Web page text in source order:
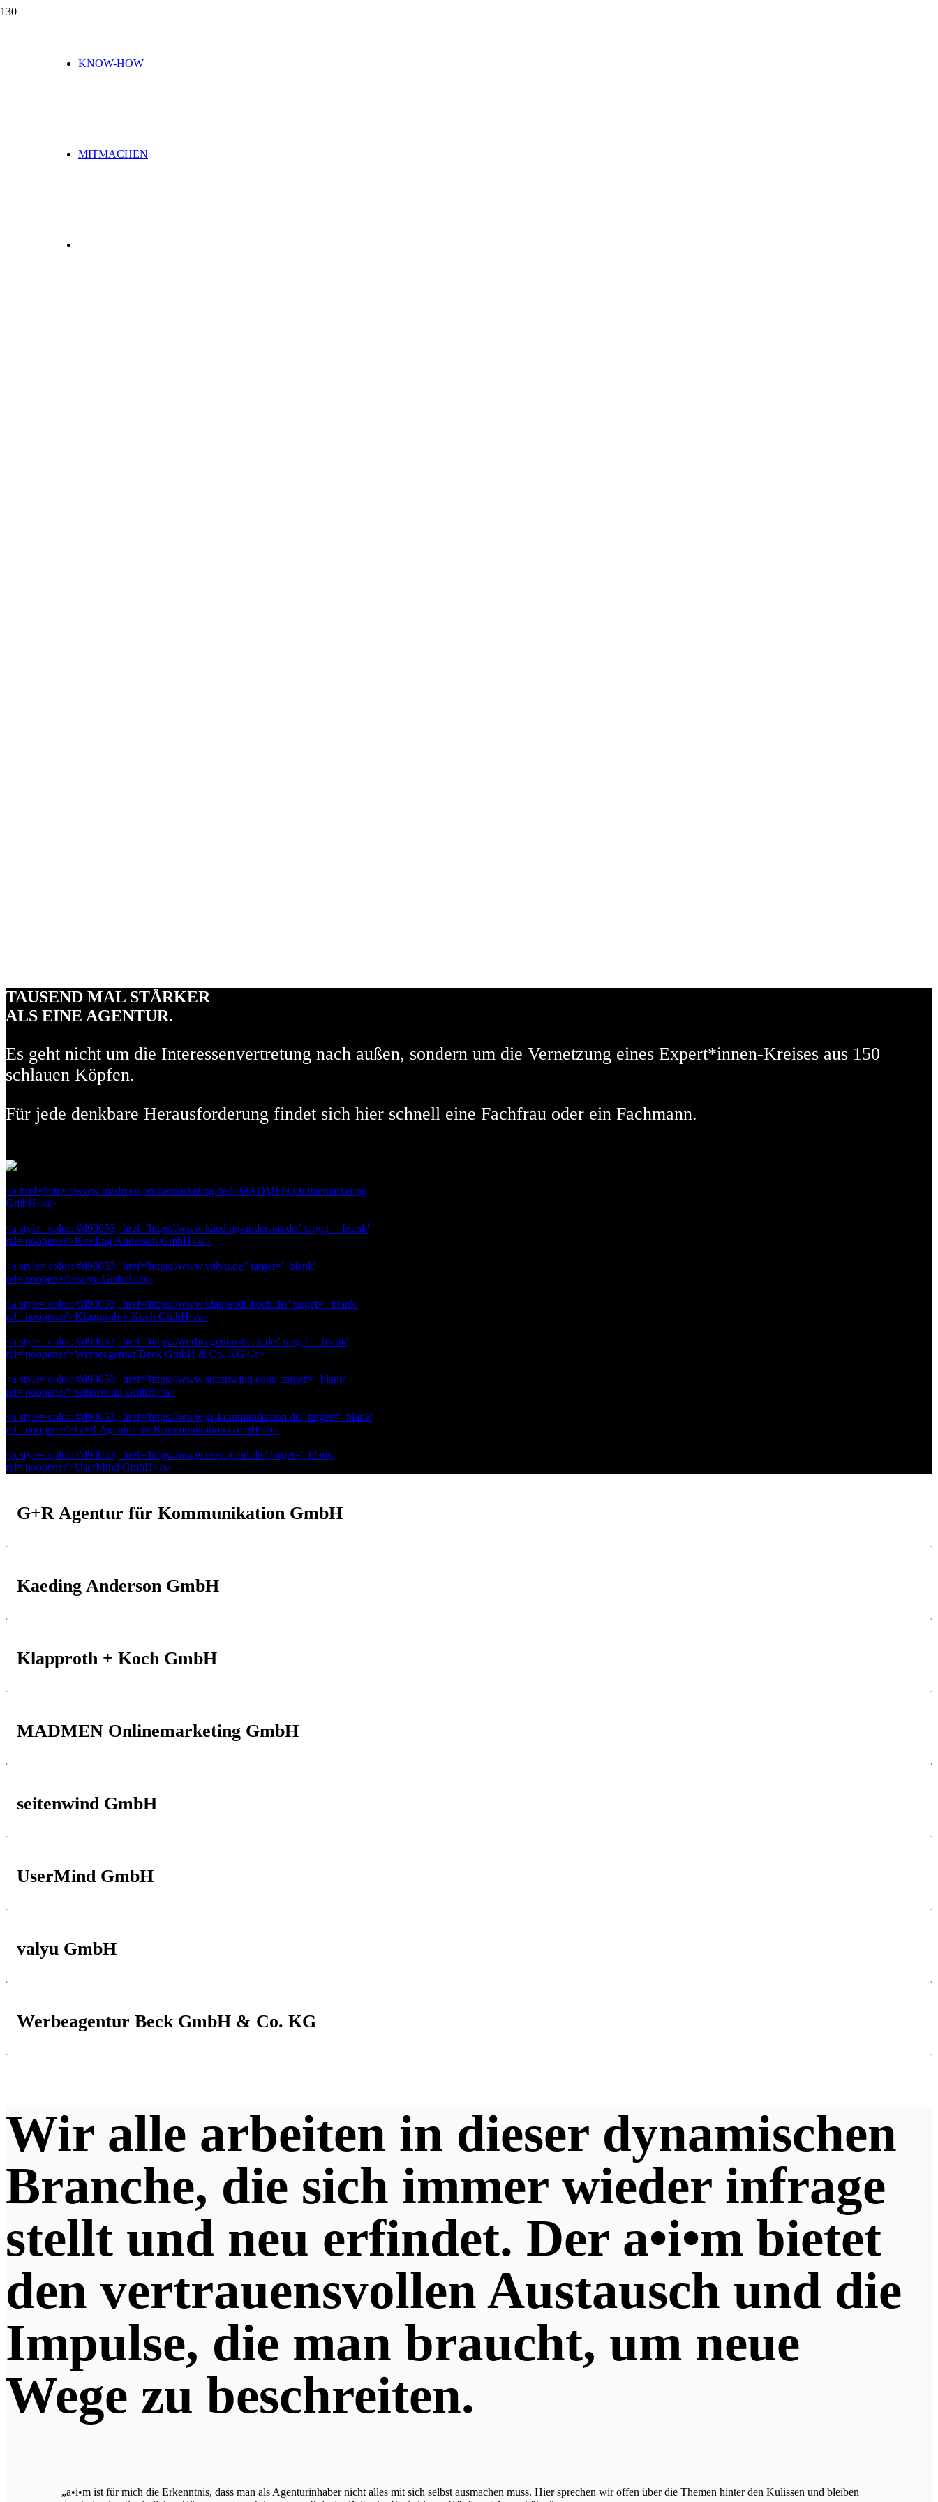
KNOW-HOW
MITMACHEN
TAUSEND MAL STÄRKER
ALS EINE AGENTUR.
Es geht nicht um die Interessenvertretung nach außen, sondern um die Vernetzung eines Expert*innen-Kreises aus 150
schlauen Köpfen.
Für jede denkbare Herausforderung findet sich hier schnell eine Fachfrau oder ein Fachmann.
<a href='https://www.madmen-onlinemarketing.de/'>MADMEN Onlinemarketing
GmbH</a>
<a style='color: #d90053;' href='https://www.kaeding-anderson.de/' target='_blank'
rel='noopener'>Kaeding Anderson GmbH</a>
<a style='color: #d90053;' href='https://www.valyu.de/' target='_blank'
rel='noopener'>valyu GmbH</a>
<a style='color: #d90053;' href='https://www.klapproth-koch.de/' target='_blank'
rel='noopener'>Klapproth + Koch GmbH</a>
<a style='color: #d90053;' href='https://werbeagentur-beck.de/' target='_blank'
rel='noopener'>Werbeagentur Beck GmbH & Co. KG</a>
<a style='color: #d90053;' href='https://www.seitenwind.com/' target='_blank'
rel='noopener'>seitenwind GmbH</a>
<a style='color: #d90053;' href='https://www.gr-kommunikation.de/' target='_blank'
rel='noopener'>G+R Agentur für Kommunikation GmbH</a>
<a style='color: #d90053;' href='https://www.user-mind.de/' target='_blank'
rel='noopener'>UserMind GmbH</a>
G+R Agentur für Kommunikation GmbH
Kaeding Anderson GmbH
Klapproth + Koch GmbH
MADMEN Onlinemarketing GmbH
seitenwind GmbH
UserMind GmbH
valyu GmbH
Werbeagentur Beck GmbH & Co. KG
Wir alle arbeiten in dieser dynamischen
Branche, die sich immer wieder infrage
stellt und neu erfindet. Der a•i•m bietet
den vertrauensvollen Austausch und die
Impulse, die man braucht, um neue
Wege zu beschreiten.
„a•i•m ist für mich die Erkenntnis, dass man als Agenturinhaber nicht alles mit sich selbst ausmachen muss. Hier sprechen wir offen über die Themen hinter den Kulissen und bleiben